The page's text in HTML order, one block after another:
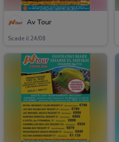
Av Tour
Scade il 24/08